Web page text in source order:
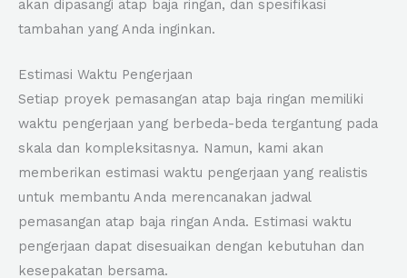
akan dipasangi atap baja ringan, dan spesifikasi
tambahan yang Anda inginkan.
Estimasi Waktu Pengerjaan
Setiap proyek pemasangan atap baja ringan memiliki
waktu pengerjaan yang berbeda-beda tergantung pada
skala dan kompleksitasnya. Namun, kami akan
memberikan estimasi waktu pengerjaan yang realistis
untuk membantu Anda merencanakan jadwal
pemasangan atap baja ringan Anda. Estimasi waktu
pengerjaan dapat disesuaikan dengan kebutuhan dan
kesepakatan bersama.